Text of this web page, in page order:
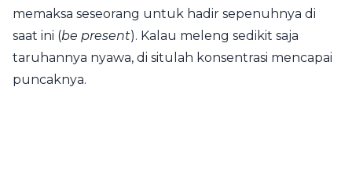
memaksa seseorang untuk hadir sepenuhnya di
saat ini (be present). Kalau meleng sedikit saja
taruhannya nyawa, di situlah konsentrasi mencapai
puncaknya.